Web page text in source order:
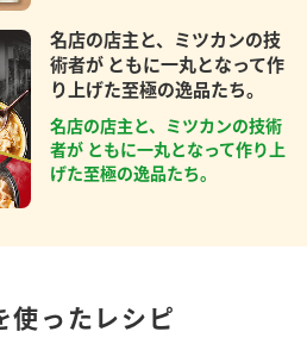
名店の店主と、ミツカンの技
術者が ともに一丸となって作
り上げた至極の逸品たち。
名店の店主と、ミツカンの技術
者が ともに一丸となって作り上
げた至極の逸品たち。
使ったレシピ